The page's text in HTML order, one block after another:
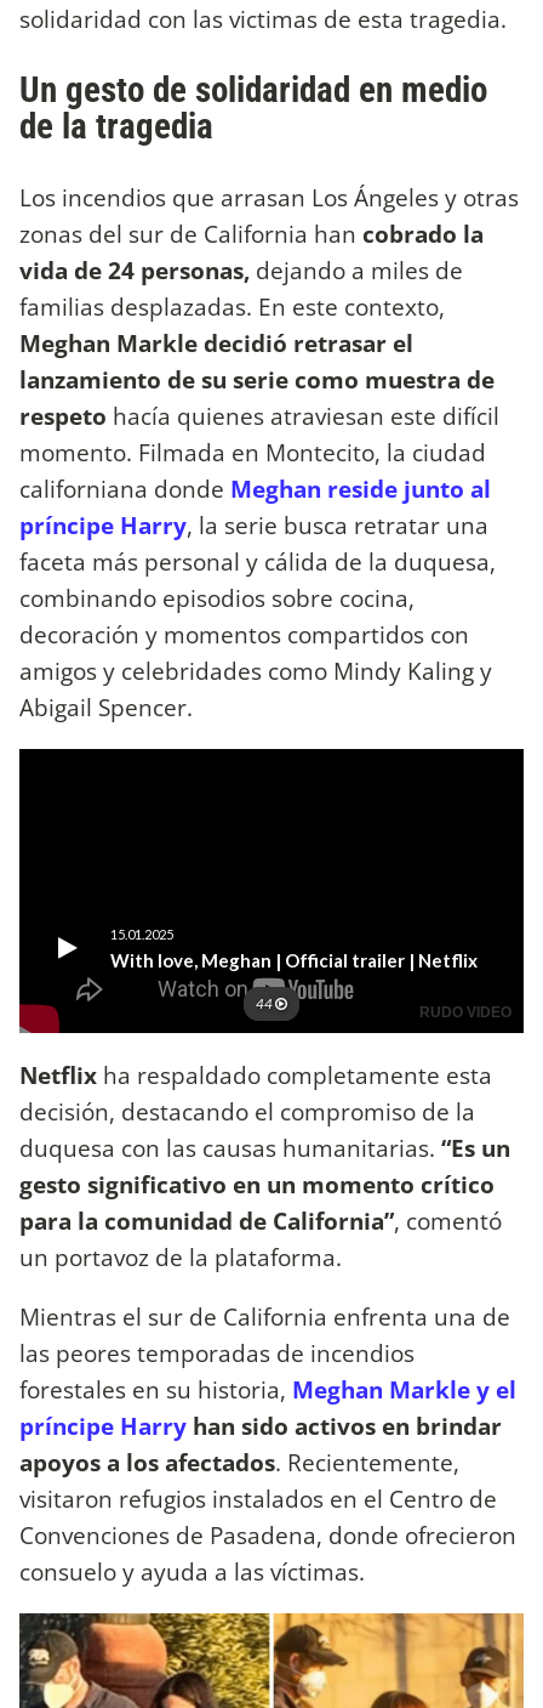
solidaridad con las victimas de esta tragedia.
Un gesto de solidaridad en medio
de la tragedia
Los incendios que arrasan Los Ángeles y otras
zonas del sur de California han cobrado la
vida de 24 personas, dejando a miles de
familias desplazadas. En este contexto,
Meghan Markle decidió retrasar el
lanzamiento de su serie como muestra de
respeto hacía quienes atraviesan este difícil
momento. Filmada en Montecito, la ciudad
californiana donde Meghan reside junto al
príncipe Harry, la serie busca retratar una
faceta más personal y cálida de la duquesa,
combinando episodios sobre cocina,
decoración y momentos compartidos con
amigos y celebridades como Mindy Kaling y
Abigail Spencer.
Netflix ha respaldado completamente esta
decisión, destacando el compromiso de la
duquesa con las causas humanitarias. “Es un
gesto significativo en un momento crítico
para la comunidad de California”, comentó
un portavoz de la plataforma.
Mientras el sur de California enfrenta una de
las peores temporadas de incendios
forestales en su historia, Meghan Markle y el
príncipe Harry han sido activos en brindar
apoyos a los afectados. Recientemente,
visitaron refugios instalados en el Centro de
Convenciones de Pasadena, donde ofrecieron
consuelo y ayuda a las víctimas.